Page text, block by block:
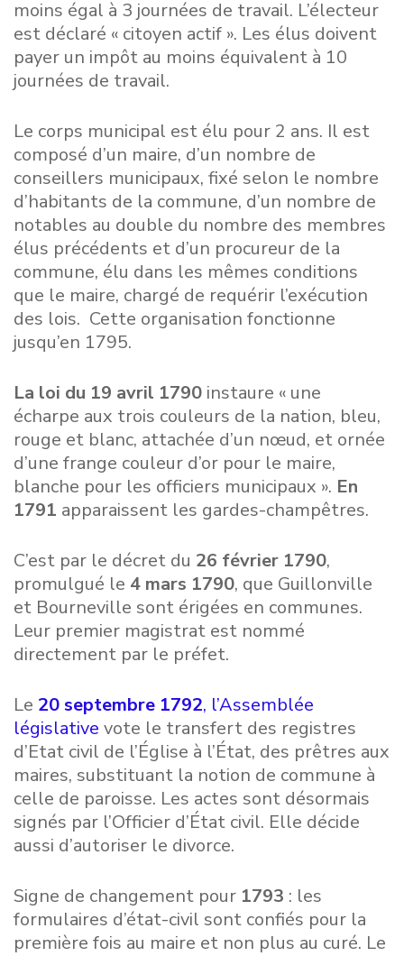
moins égal à 3 journées de travail. L’électeur
est déclaré « citoyen actif ». Les élus doivent
payer un impôt au moins équivalent à 10
journées de travail.
Le corps municipal est élu pour 2 ans. Il est
composé d’un maire, d’un nombre de
conseillers municipaux, fixé selon le nombre
d’habitants de la commune, d’un nombre de
notables au double du nombre des membres
élus précédents et d’un procureur de la
commune, élu dans les mêmes conditions
que le maire, chargé de requérir l’exécution
des lois. Cette organisation fonctionne
jusqu’en 1795.
La loi du 19 avril 1790 instaure « une
écharpe aux trois couleurs de la nation, bleu,
rouge et blanc, attachée d’un nœud, et ornée
d’une frange couleur d’or pour le maire,
blanche pour les officiers municipaux ». En
1791 apparaissent les gardes-champêtres.
C’est par le décret du 26 février 1790,
promulgué le 4 mars 1790, que Guillonville
et Bourneville sont érigées en communes.
Leur premier magistrat est nommé
directement par le préfet.
Le 20 septembre 1792, l’Assemblée
législative vote le transfert des registres
d’Etat civil de l’Église à l’État, des prêtres aux
maires, substituant la notion de commune à
celle de paroisse. Les actes sont désormais
signés par l’Officier d’État civil. Elle décide
aussi d’autoriser le divorce.
Signe de changement pour 1793 : les
formulaires d’état-civil sont confiés pour la
première fois au maire et non plus au curé. Le